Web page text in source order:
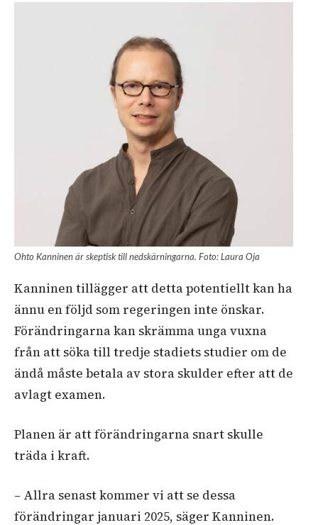
Ohto Kanninen är skeptisk till nedskärningarna. Foto: Laura Oja
Kanninen tillägger att detta potentiellt kan ha
ännu en följd som regeringen inte önskar.
Förändringarna kan skrämma unga vuxna
från att söka till tredje stadiets studier om de
ändå måste betala av stora skulder efter att de
avlagt examen.
Planen är att förändringarna snart skulle
träda i kraft.
– Allra senast kommer vi att se dessa
förändringar januari 2025, säger Kanninen.